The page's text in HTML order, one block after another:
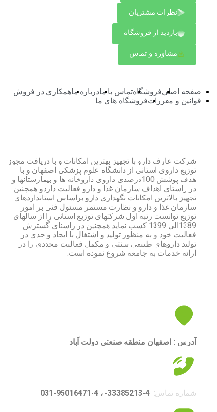
نظرات مشتریان
بازدید از فروشگاه
مشاوره و تماس
صفحه اصلیفروشگاهتماس با مادرباره ماهمکاری در فروش
قوانین و مقرراتفروشگاه های ما
شرکت عارف دارو با تجهیز بهترین امکانات و با دریافت مجوز
توزیع داروی استانی از دانشگاه علوم پزشکی اصفهان و با
هدف پوشش 100درصدی داروی داروخانه ها و بیمارستانها و
در راستای اهداف سازمان غذا و دارو فعالیت داردو همچنین
تجهیز بالاترین امکانات نگهداری دارو براساس استانداردهای
سازمان غذا و دارو و نظارت مستمر مسئول فنی بر امور
توزیع توانست رتبه اول شرکتهای توزیع استانی را از سالهای
1389الی 1399 کسب نماید همچنین در راستای گسترش
فعالیت خود و به منظور تولید و اشتغال با ایجاد واحدی در
تولید داروهای طبیعی سنتی و مکمل فعالیت مجددی را در
ارائه خدمات به جامعه شروع نموده است.
آدرس : اصفهان منطقه صنعتی دولت آباد
شماره تماس: 4-33385213- ، 4-95016471-031